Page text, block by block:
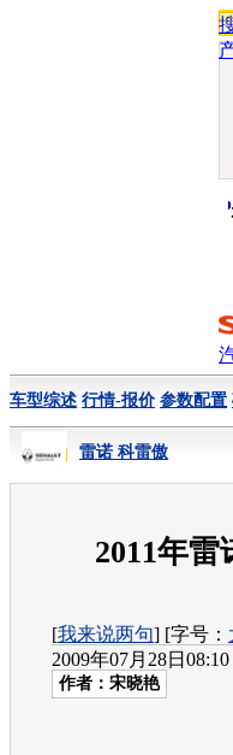
车型综述 行情-报价 参数配置
雷诺 科雷傲
2011年
[我来说两句] [字号：
2009年07月28日08:10
作者：宋晓艳